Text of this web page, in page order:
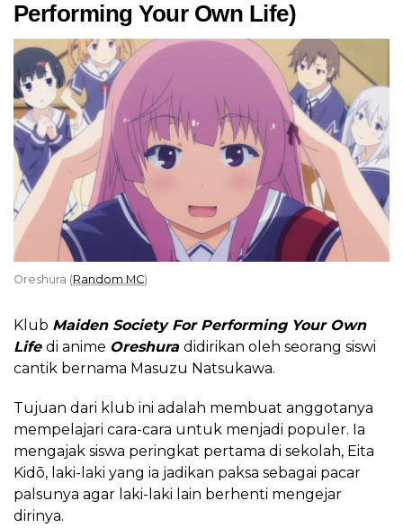
Performing Your Own Life)
Oreshura (Random MC)
Klub Maiden Society For Performing Your Own
Life di anime Oreshura didirikan oleh seorang siswi
cantik bernama Masuzu Natsukawa.
Tujuan dari klub ini adalah membuat anggotanya
mempelajari cara-cara untuk menjadi populer. Ia
mengajak siswa peringkat pertama di sekolah, Eita
Kidō, laki-laki yang ia jadikan paksa sebagai pacar
palsunya agar laki-laki lain berhenti mengejar
dirinya.